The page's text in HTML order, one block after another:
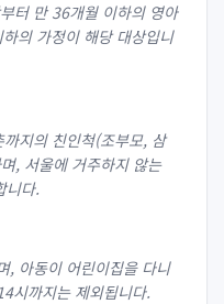
터 만 36개월 이하의 영아
의 가정이 해당 대상입니
지의 친인척(조부모, 삼
, 서울에 거주하지 않는
니다.
, 아동이 어린이집을 다니
시까지는 제외됩니다.